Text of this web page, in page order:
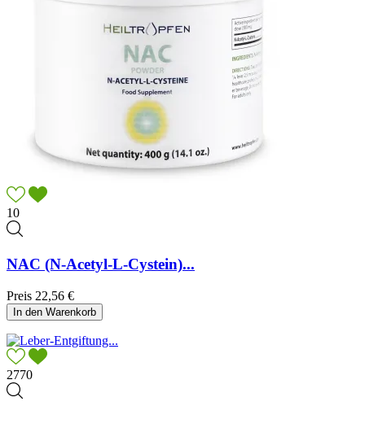
10
NAC (N-Acetyl-L-Cystein)...
Preis 22,56 €
In den Warenkorb
2770